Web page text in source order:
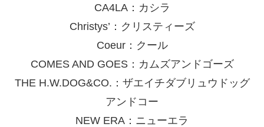
CA4LA：カシラ
Christys’：クリスティーズ
Coeur：クール
COMES AND GOES：カムズアンドゴーズ
THE H.W.DOG&CO.：ザエイチダブリュウドッグ
アンドコー
NEW ERA：ニューエラ